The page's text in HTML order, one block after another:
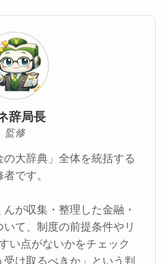
辞局長
監修
大辞典」全体を統括する
者です。
が収集・整理した金融・
て、制度の前提条件やリ
い点がないかをチェック
受け取るべきか」という判